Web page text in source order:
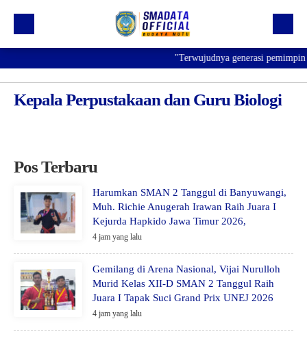
Informasi
Saluran Resmi WA
"Terwujudnya generasi pemimpin
Kepala Perpustakaan dan Guru Biologi
Pos Terbaru
Harumkan SMAN 2 Tanggul di Banyuwangi,
Muh. Richie Anugerah Irawan Raih Juara I
Kejurda Hapkido Jawa Timur 2026,
4 jam yang lalu
Gemilang di Arena Nasional, Vijai Nurulloh
Murid Kelas XII-D SMAN 2 Tanggul Raih
Juara I Tapak Suci Grand Prix UNEJ 2026
4 jam yang lalu